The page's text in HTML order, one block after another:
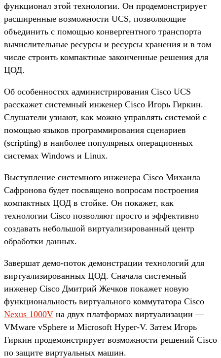
функционал этой технологии. Он продемонстрирует
расширенные возможности UCS, позволяющие
объединить с помощью конвергентного транспорта
вычислительные ресурсы и ресурсы хранения и в том
числе строить компактные законченные решения для
ЦОД.
Об особенностях администрирования Cisco UCS
расскажет системный инженер Cisco Игорь Гиркин.
Слушатели узнают, как можно управлять системой с
помощью языков программирования сценариев
(scripting) в наиболее популярных операционных
системах Windows и Linux.
Выступление системного инженера Cisco Михаила
Сафронова будет посвящено вопросам построения
компактных ЦОД в стойке. Он покажет, как
технологии Cisco позволяют просто и эффективно
создавать небольшой виртуализированный центр
обработки данных.
Завершат демо-поток демонстрации технологий для
виртуализированных ЦОД. Сначала системный
инженер Cisco Дмитрий Жечков покажет новую
функциональность виртуального коммутатора Cisco
Nexus 1000V на двух платформах виртуализации —
VMware vSphere и Microsoft Hyper-V. Затем Игорь
Гиркин продемонстрирует возможности решений Cisco
по защите виртуальных машин.